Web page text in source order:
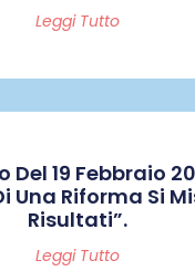
Leggi Tutto
19 Febbraio
Una Riforma Si
Risultati”.
Leggi Tutto